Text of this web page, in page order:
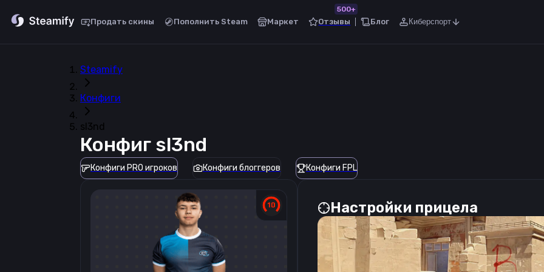
Продать скины Пополнить Steam Маркет Отзывы
500+
Блог Киберспорт
Steamify
Конфиги
sl3nd
Конфиг sl3nd
Конфиги PRO игроков Конфиги блоггеров Конфиги FPL
Настройки прицела